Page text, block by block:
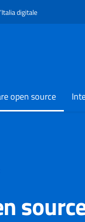
digitaleApre in un nuovo
open source